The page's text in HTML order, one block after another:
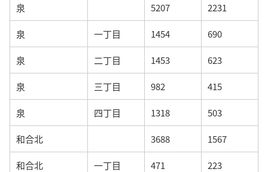
泉 5207 2231
泉 一丁目 1454 690
泉 二丁目 1453 623
泉 三丁目 982 415
泉 四丁目 1318 503
和合北 3688 1567
和合北 一丁目 471 223